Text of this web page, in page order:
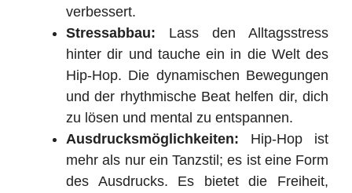
verbessert.
Stressabbau: Lass den Alltagsstress
hinter dir und tauche ein in die Welt des
Hip-Hop. Die dynamischen Bewegungen
und der rhythmische Beat helfen dir, dich
zu lösen und mental zu entspannen.
Ausdrucksmöglichkeiten: Hip-Hop ist
mehr als nur ein Tanzstil; es ist eine Form
des Ausdrucks. Es bietet die Freiheit,